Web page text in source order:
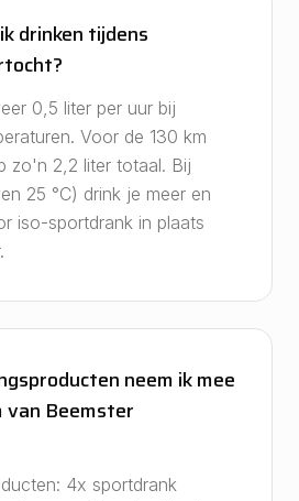
drinken tijdens
0,5 liter per uur bij
Voor de 130 km
zo'n 2,2 liter totaal. Bij
25 °C) drink je meer en
iso-sportdrank in plaats
neem ik mee
van Beemster
4x sportdrank